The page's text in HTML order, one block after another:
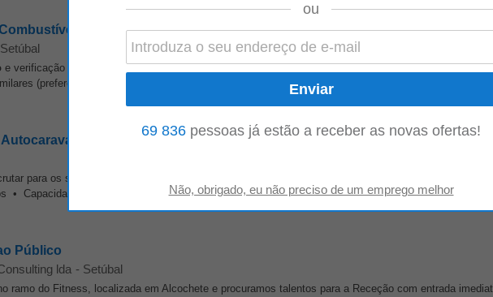
(m/f/x)
Setúbal
e verificação de encomendas; • Limpeza do posto. Requisitos: • Habilitações literárias ao nível do 9º
(preferencial); • Carta de Condução e viatura...
para os seu quadros Colaborador para
• Capacidade para trabalhar em equipa • língua inglesa falada...
Público
lda - Setúbal
ramo do Fitness, localizada em Alcochete e procuramos talentos para a Receção com entrada
ou
69 836 pessoas já estão a receber as novas ofertas!